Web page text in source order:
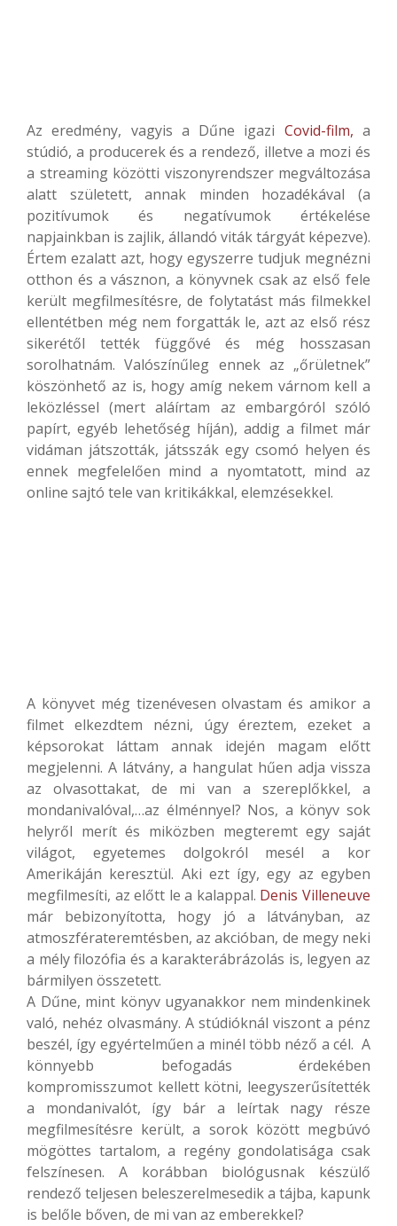
Az eredmény, vagyis a Dűne igazi Covid-film, a
stúdió, a producerek és a rendező, illetve a mozi és
a streaming közötti viszonyrendszer megváltozása
alatt született, annak minden hozadékával (a
pozitívumok és negatívumok értékelése
napjainkban is zajlik, állandó viták tárgyát képezve).
Értem ezalatt azt, hogy egyszerre tudjuk megnézni
otthon és a vásznon, a könyvnek csak az első fele
került megfilmesítésre, de folytatást más filmekkel
ellentétben még nem forgatták le, azt az első rész
sikerétől tették függővé és még hosszasan
sorolhatnám. Valószínűleg ennek az „őrületnek”
köszönhető az is, hogy amíg nekem várnom kell a
leközléssel (mert aláírtam az embargóról szóló
papírt, egyéb lehetőség híján), addig a filmet már
vidáman játszották, játsszák egy csomó helyen és
ennek megfelelően mind a nyomtatott, mind az
online sajtó tele van kritikákkal, elemzésekkel.
A könyvet még tizenévesen olvastam és amikor a
filmet elkezdtem nézni, úgy éreztem, ezeket a
képsorokat láttam annak idején magam előtt
megjelenni. A látvány, a hangulat hűen adja vissza
az olvasottakat, de mi van a szereplőkkel, a
mondanivalóval,…az élménnyel? Nos, a könyv sok
helyről merít és miközben megteremt egy saját
világot, egyetemes dolgokról mesél a kor
Amerikáján keresztül. Aki ezt így, egy az egyben
megfilmesíti, az előtt le a kalappal. Denis Villeneuve
már bebizonyította, hogy jó a látványban, az
atmoszférateremtésben, az akcióban, de megy neki
a mély filozófia és a karakterábrázolás is, legyen az
bármilyen összetett.
A Dűne, mint könyv ugyanakkor nem mindenkinek
való, nehéz olvasmány. A stúdióknál viszont a pénz
beszél, így egyértelműen a minél több néző a cél. A
könnyebb befogadás érdekében
kompromisszumot kellett kötni, leegyszerűsítették
a mondanivalót, így bár a leírtak nagy része
megfilmesítésre került, a sorok között megbúvó
mögöttes tartalom, a regény gondolatisága csak
felszínesen. A korábban biológusnak készülő
rendező teljesen beleszerelmesedik a tájba, kapunk
is belőle bőven, de mi van az emberekkel?